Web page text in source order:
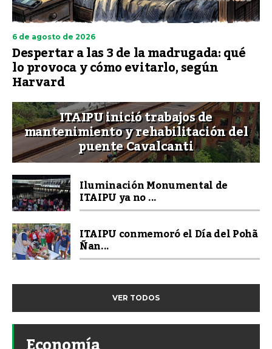
6 de agosto de 2026
Despertar a las 3 de la madrugada: qué
lo provoca y cómo evitarlo, según
Harvard
ITAIPU inició trabajos de
mantenimiento y rehabilitación del
puente Cavalcanti
Iluminación Monumental de
ITAIPU ya no ...
ITAIPU conmemoró el Día del Pohã
Ñan...
VER TODOS